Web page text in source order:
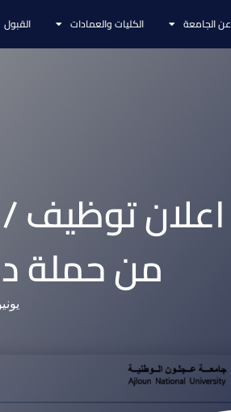
عن الجامعة الكليات والعمادات القبول
اعلان
من حملة
يونيو 13,